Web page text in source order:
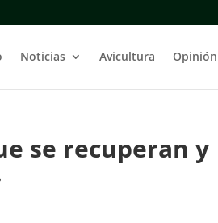
Noticias Avicultura Opinión
se recuperan y